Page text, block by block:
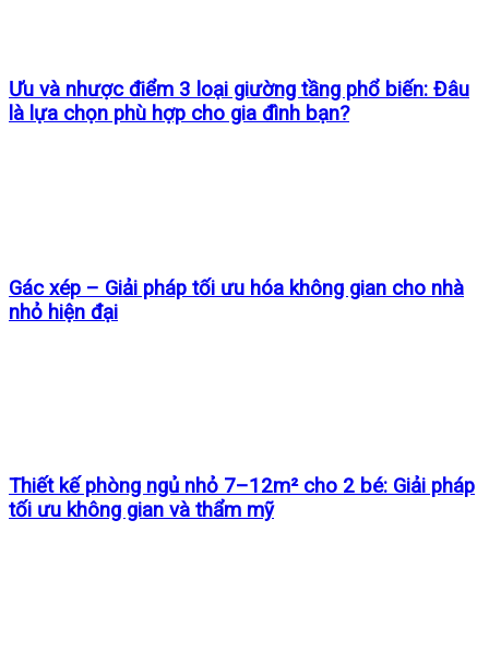
Ưu và nhược điểm 3 loại giường tầng phổ biến: Đâu
là lựa chọn phù hợp cho gia đình bạn?
Gác xép – Giải pháp tối ưu hóa không gian cho nhà
nhỏ hiện đại
Thiết kế phòng ngủ nhỏ 7–12m² cho 2 bé: Giải pháp
tối ưu không gian và thẩm mỹ